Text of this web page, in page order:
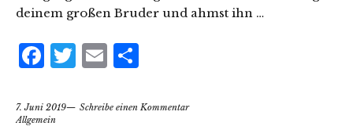
deinem großen Bruder und ahmst ihn …
Facebook
Twitter
Email
7. Juni 2019
Schreibe einen Kommentar
Allgemein